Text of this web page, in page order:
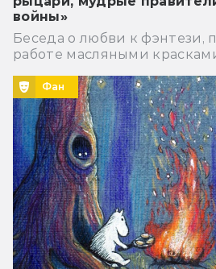
войны»
Беседа о любви к фэнтези,
работе масляными
Фан